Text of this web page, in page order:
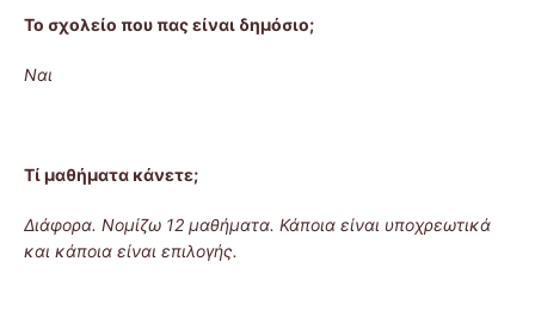
Το σχολείο που πας είναι δημόσιο;
Ναι
Τί μαθήματα κάνετε;
Διάφορα. Νομίζω 12 μαθήματα. Κάποια είναι υποχρεωτικά
και κάποια είναι επιλογής.